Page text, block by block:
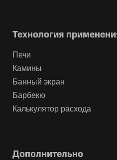
Технология
Печи
Камины
Банный экран
Барбекю
Калькулятор расхода
Дополнительно